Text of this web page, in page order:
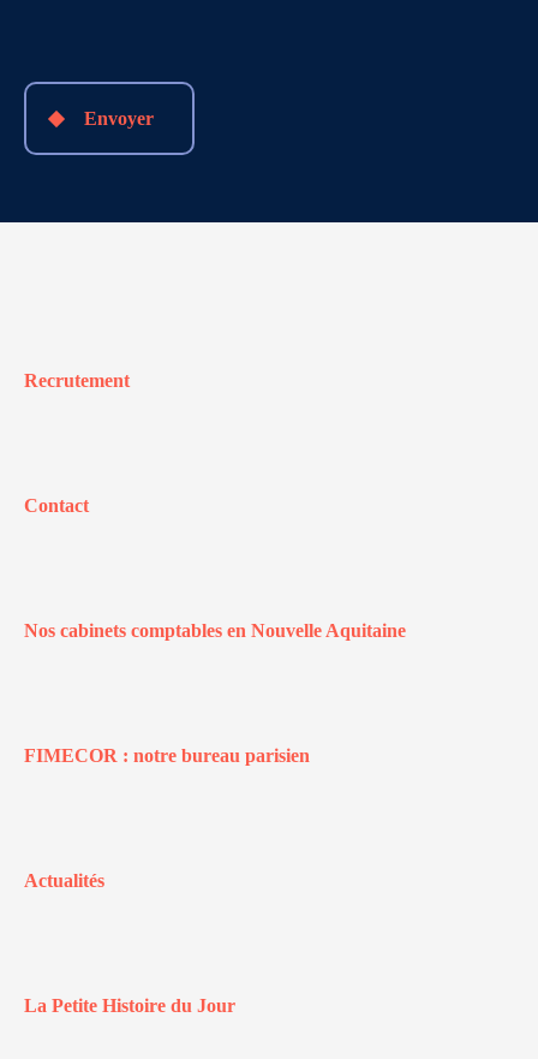
Envoyer
Recrutement
Contact
Nos cabinets comptables en Nouvelle Aquitaine
FIMECOR : notre bureau parisien
Actualités
La Petite Histoire du Jour